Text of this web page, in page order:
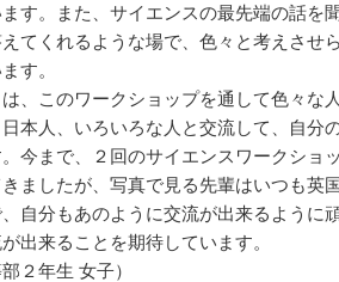
ます。また、サイエンスの最先端の話を
てくれるような場で、色々と考えさせ
す。
は、このワークショップを通して色々な
本人、いろいろな人と交流して、自分
今まで、２回のサイエンスワークショ
きましたが、写真で見る先輩はいつも英
自分もあのように交流が出来るように
出来ることを期待しています。
部２年生 女子）